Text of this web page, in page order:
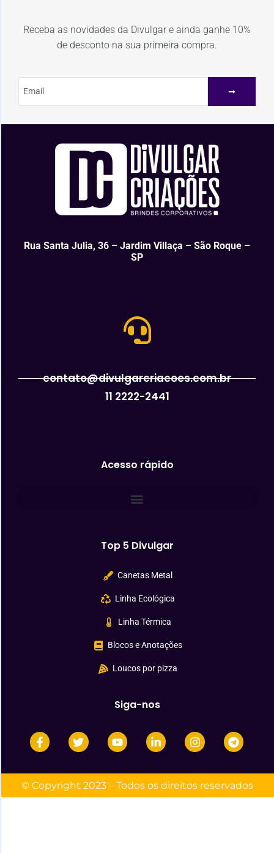
Receba as novidades da Divulgar e ainda ganhe 10%
de desconto na sua primeira compra.
Rua Santa Julia, 36 – Jardim Villaça – São Roque –
SP
contato@divulgarcriacoes.com.br
11 2222-2441
Acesso rápido
Top 5 Divulgar
Canetas Metal
Linha Ecológica
Linha Térmica
Blocos e Anotações
Loucos por pizza
Siga-nos
© Copyright 2023 – Todos os direitos reservados